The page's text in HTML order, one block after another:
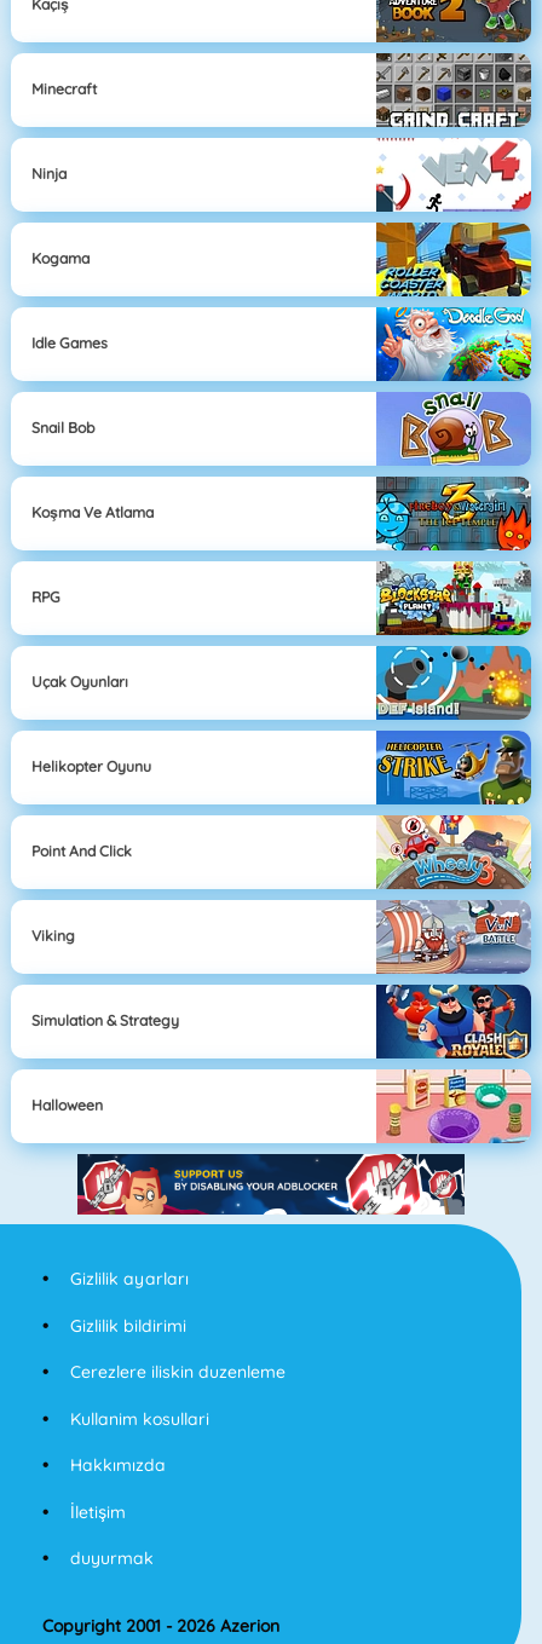
Kaçış
Minecraft
Ninja
Kogama
Idle Games
Snail Bob
Koşma Ve Atlama
RPG
Uçak Oyunları
Helikopter Oyunu
Point And Click
Viking
Simulation & Strategy
Halloween
Gizlilik ayarları
Gizlilik bildirimi
Cerezlere iliskin duzenleme
Kullanim kosullari
Hakkımızda
İletişim
duyurmak
Copyright 2001 - 2026 Azerion